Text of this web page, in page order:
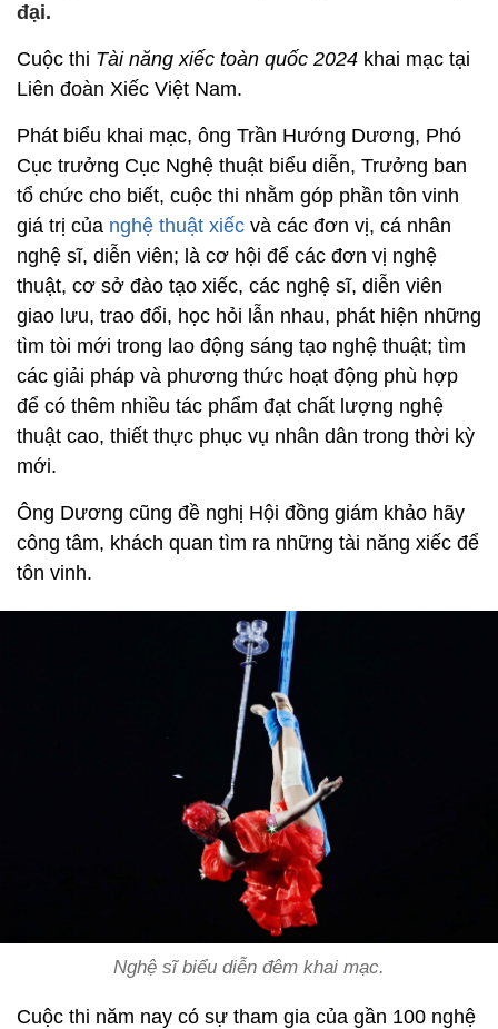
đại.
Cuộc thi Tài năng xiếc toàn quốc 2024 khai mạc tại
Liên đoàn Xiếc Việt Nam.
Phát biểu khai mạc, ông Trần Hướng Dương, Phó
Cục trưởng Cục Nghệ thuật biểu diễn, Trưởng ban
tổ chức cho biết, cuộc thi nhằm góp phần tôn vinh
giá trị của nghệ thuật xiếc và các đơn vị, cá nhân
nghệ sĩ, diễn viên; là cơ hội để các đơn vị nghệ
thuật, cơ sở đào tạo xiếc, các nghệ sĩ, diễn viên
giao lưu, trao đổi, học hỏi lẫn nhau, phát hiện những
tìm tòi mới trong lao động sáng tạo nghệ thuật; tìm
các giải pháp và phương thức hoạt động phù hợp
để có thêm nhiều tác phẩm đạt chất lượng nghệ
thuật cao, thiết thực phục vụ nhân dân trong thời kỳ
mới.
Ông Dương cũng đề nghị Hội đồng giám khảo hãy
công tâm, khách quan tìm ra những tài năng xiếc để
tôn vinh.
Nghệ sĩ biểu diễn đêm khai mạc.
Cuộc thi năm nay có sự tham gia của gần 100 nghệ